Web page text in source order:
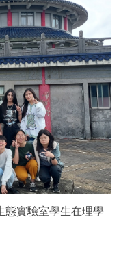
態實驗室學生在理學